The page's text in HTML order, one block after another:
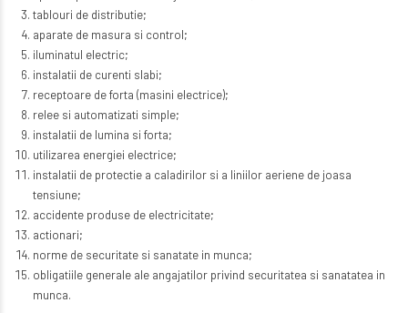
tablouri de distributie;
aparate de masura si control;
iluminatul electric;
instalatii de curenti slabi;
receptoare de forta (masini electrice);
relee si automatizati simple;
instalatii de lumina si forta;
utilizarea energiei electrice;
instalatii de protectie a caladirilor si a liniilor aeriene de joasa
tensiune;
accidente produse de electricitate;
actionari;
norme de securitate si sanatate in munca;
obligatiile generale ale angajatilor privind securitatea si sanatatea in
munca.